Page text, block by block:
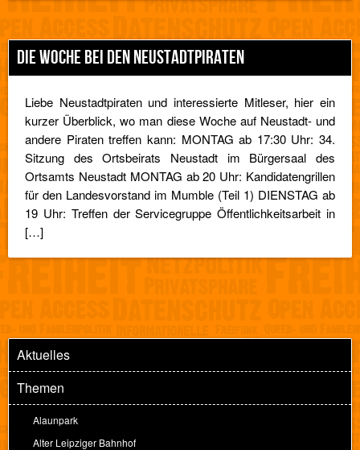
DIE WOCHE BEI DEN NEUSTADTPIRATEN
Liebe Neustadtpiraten und interessierte Mitleser, hier ein
kurzer Überblick, wo man diese Woche auf Neustadt- und
andere Piraten treffen kann: MONTAG ab 17:30 Uhr: 34.
Sitzung des Ortsbeirats Neustadt im Bürgersaal des
Ortsamts Neustadt MONTAG ab 20 Uhr: Kandidatengrillen
für den Landesvorstand im Mumble (Teil 1) DIENSTAG ab
19 Uhr: Treffen der Servicegruppe Öffentlichkeitsarbeit in
[…]
Aktuelles
Themen
Alaunpark
Alter Leipziger Bahnhof